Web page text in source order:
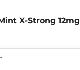
X-Strong 12mg